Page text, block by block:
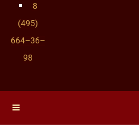
8
(495)
664–36–
98